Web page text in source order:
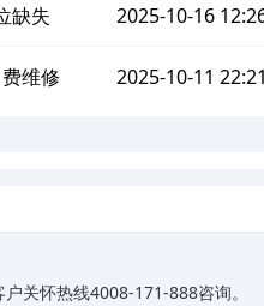
缺失 2025-10-16
维修 2025-10-11 22:21
关怀热线4008-171-888咨询。